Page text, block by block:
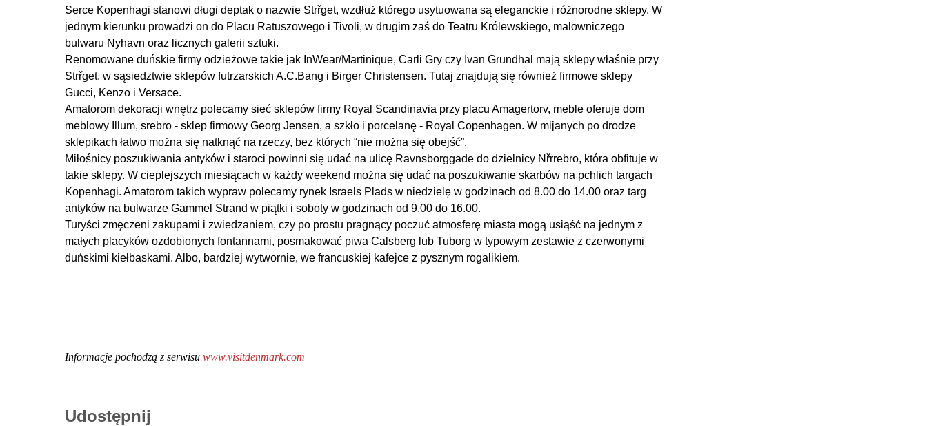
Serce Kopenhagi stanowi długi deptak o nazwie Strřget, wzdłuż którego usytuowana są eleganckie i różnorodne sklepy. W
jednym kierunku prowadzi on do Placu Ratuszowego i Tivoli, w drugim zaś do Teatru Królewskiego, malowniczego
bulwaru Nyhavn oraz licznych galerii sztuki.
Renomowane duńskie firmy odzieżowe takie jak InWear/Martinique, Carli Gry czy Ivan Grundhal mają sklepy właśnie przy
Strřget, w sąsiedztwie sklepów futrzarskich A.C.Bang i Birger Christensen. Tutaj znajdują się również firmowe sklepy
Gucci, Kenzo i Versace.
Amatorom dekoracji wnętrz polecamy sieć sklepów firmy Royal Scandinavia przy placu Amagertorv, meble oferuje dom
meblowy Illum, srebro - sklep firmowy Georg Jensen, a szkło i porcelanę - Royal Copenhagen. W mijanych po drodze
sklepikach łatwo można się natknąć na rzeczy, bez których “nie można się obejść”.
Miłośnicy poszukiwania antyków i staroci powinni się udać na ulicę Ravnsborggade do dzielnicy Nřrrebro, która obfituje w
takie sklepy. W cieplejszych miesiącach w każdy weekend można się udać na poszukiwanie skarbów na pchlich targach
Kopenhagi. Amatorom takich wypraw polecamy rynek Israels Plads w niedzielę w godzinach od 8.00 do 14.00 oraz targ
antyków na bulwarze Gammel Strand w piątki i soboty w godzinach od 9.00 do 16.00.
Turyści zmęczeni zakupami i zwiedzaniem, czy po prostu pragnący poczuć atmosferę miasta mogą usiąść na jednym z
małych placyków ozdobionych fontannami, posmakować piwa Calsberg lub Tuborg w typowym zestawie z czerwonymi
duńskimi kiełbaskami. Albo, bardziej wytwornie, we francuskiej kafejce z pysznym rogalikiem.
Informacje pochodzą z serwisu www.visitdenmark.com
Udostępnij